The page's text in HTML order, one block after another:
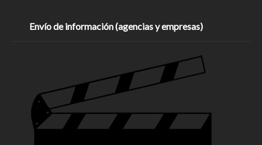
Envío de información (agencias y empresas)